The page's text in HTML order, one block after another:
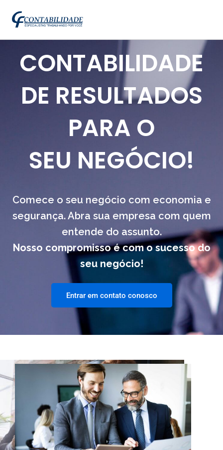
CONTABILIDADE
DE RESULTADOS
PARA O
SEU NEGÓCIO!
Comece o seu negócio com economia e
segurança. Abra sua empresa com quem
entende do assunto.
Nosso compromisso é com o sucesso do
seu negócio!
Entrar em contato conosco